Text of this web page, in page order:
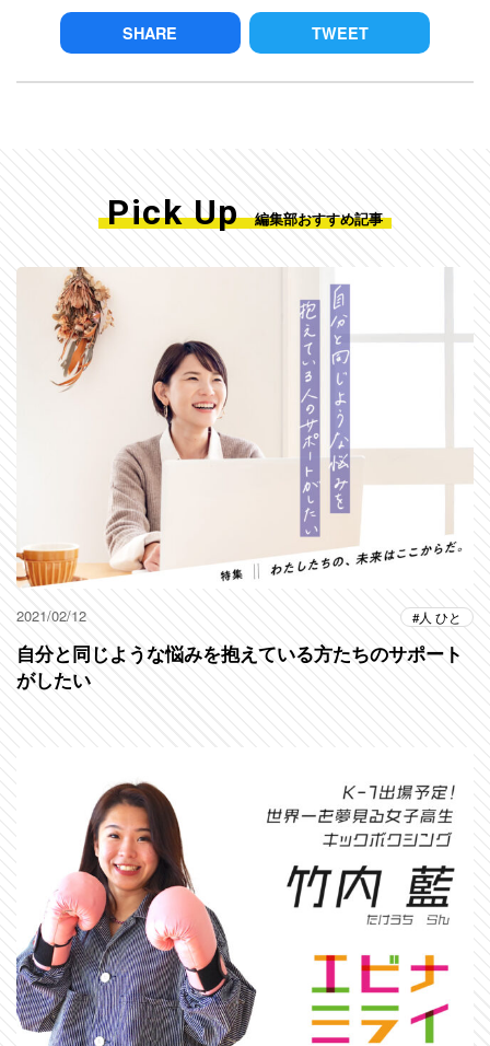
SHARE TWEET
Pick Up 編集部おすすめ記事
2021/02/12 人 ひと
自分と同じような悩みを抱えている方たちのサポート
がしたい